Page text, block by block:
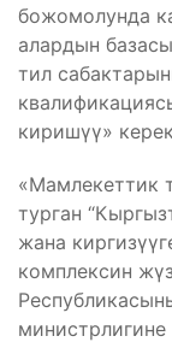
божомолунда
алардын
тил
киришүү»
«Мамлекеттик
турган
жана
комплексин